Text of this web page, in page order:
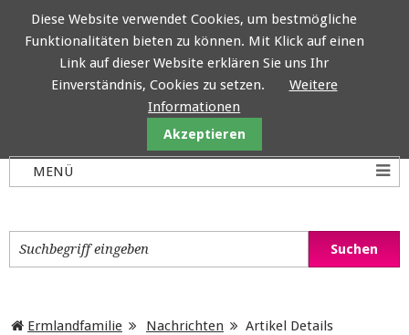
Ermlandfamilie Nachrichten Artikel Details
Diese Website verwendet Cookies, um bestmögliche
Funktionalitäten bieten zu können. Mit Klick auf einen
Link auf dieser Website erklären Sie uns Ihr
Einverständnis, Cookies zu setzen.
Weitere
Informationen
Akzeptieren